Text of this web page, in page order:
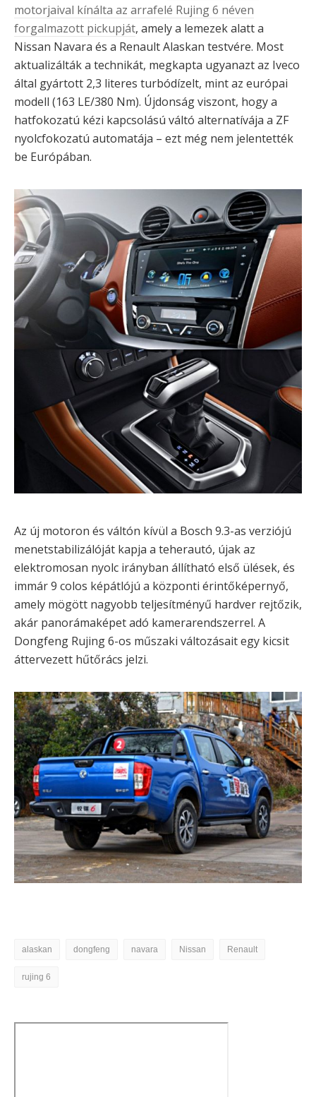
motorjaival kínálta az arrafelé Rujing 6 néven
forgalmazott pickupját, amely a lemezek alatt a
Nissan Navara és a Renault Alaskan testvére. Most
aktualizálták a technikát, megkapta ugyanazt az Iveco
által gyártott 2,3 literes turbódízelt, mint az európai
modell (163 LE/380 Nm). Újdonság viszont, hogy a
hatfokozatú kézi kapcsolású váltó alternatívája a ZF
nyolcfokozatú automatája – ezt még nem jelentették
be Európában.
Az új motoron és váltón kívül a Bosch 9.3-as verziójú
menetstabilizálóját kapja a teherautó, újak az
elektromosan nyolc irányban állítható első ülések, és
immár 9 colos képátlójú a központi érintőképernyő,
amely mögött nagyobb teljesítményű hardver rejtőzik,
akár panorámaképet adó kamerarendszerrel. A
Dongfeng Rujing 6-os műszaki változásait egy kicsit
áttervezett hűtőrács jelzi.
alaskan dongfeng navara Nissan Renault
rujing 6